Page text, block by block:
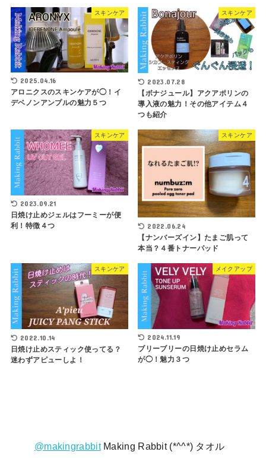
スキンケア
2025.04.16
アロニクスのスキンケアが◯！イ
デベノンアンプルの魅力５つ
スキンケア
2023.07.28
【ボナジュール】アクアポリンの
導入液の魅力！その他アイテム４
つも紹介
スキンケア
2023.09.21
日焼け止めジェルはフーミーが便
利！特徴４つ
スキンケア
2022.06.24
【ナンバーズイン】たまご肌って
本当？４番トナーパッド
スキンケア
2022.10.14
日焼け止めスティック使ってる？
迷わずアピューしよ！
メイクアップ
2024.11.19
ブリーブリーの日焼け止めセラム
が◯！魅力３つ
@makingrabbitMaking Rabbit (*^^*) タオル